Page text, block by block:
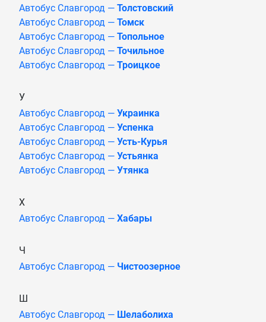
Автобус Славгород — Толстовский
Автобус Славгород — Томск
Автобус Славгород — Топольное
Автобус Славгород — Точильное
Автобус Славгород — Троицкое
У
Автобус Славгород — Украинка
Автобус Славгород — Успенка
Автобус Славгород — Усть-Курья
Автобус Славгород — Устьянка
Автобус Славгород — Утянка
Х
Автобус Славгород — Хабары
Ч
Автобус Славгород — Чистоозерное
Ш
Автобус Славгород — Шелаболиха